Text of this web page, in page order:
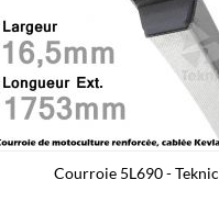
Courroie 5L690 - Teknic